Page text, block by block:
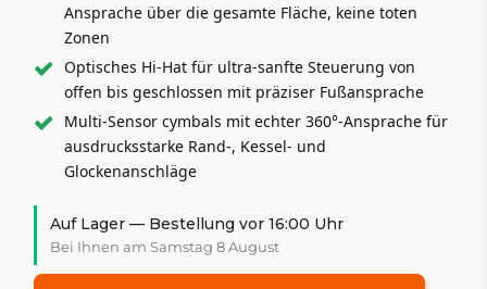
Ansprache über die gesamte Fläche, keine toten
Zonen
Optisches Hi-Hat für ultra-sanfte Steuerung von
offen bis geschlossen mit präziser Fußansprache
Multi-Sensor cymbals mit echter 360°-Ansprache für
ausdrucksstarke Rand-, Kessel- und
Glockenanschläge
Auf Lager — Bestellung vor 16:00 Uhr
Bei Ihnen am Samstag 8 August